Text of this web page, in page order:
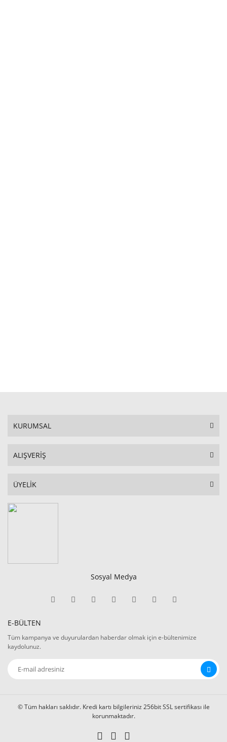
KURUMSAL
ALIŞVERİŞ
ÜYELİK
Sosyal Medya
E-BÜLTEN
Tüm kampanya ve duyurulardan haberdar olmak için e-bültenimize
kaydolunuz.
© Tüm hakları saklıdır. Kredi kartı bilgileriniz 256bit SSL sertifikası ile
korunmaktadır.